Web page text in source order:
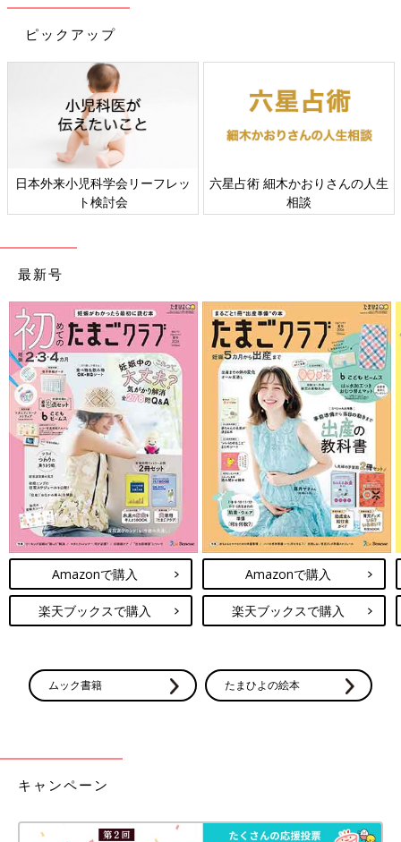
ピックアップ
日本外来小児科学会リーフレッ
ト検討会
六星占術 細木かおりさんの人生
相談
最新号
Amazonで購入
楽天ブックスで購入
Amazonで購入
楽天ブックスで購入
ムック書籍 たまひよの絵本
キャンペーン